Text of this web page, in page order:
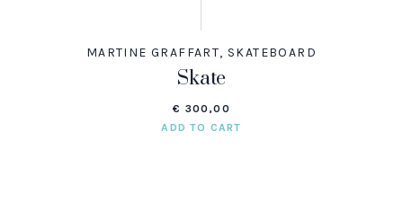
MARTINE GRAFFART, SKATEBOARD
Skate
€ 300,00
ADD TO CART